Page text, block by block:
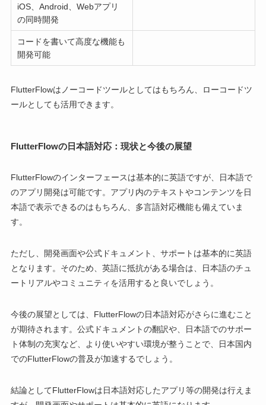
iOS、Android、Webアプリ
の同時開発
コードを書いて高度な機能も
開発可能
FlutterFlowはノーコードツールとしてはもちろん、ローコードツ
ールとしても活用できます。
FlutterFlowの日本語対応：現状と今後の展望
FlutterFlowのインターフェースは基本的に英語ですが、日本語で
のアプリ開発は可能です。アプリ内のテキストやコンテンツを日
本語で表示できるのはもちろん、多言語対応機能も備えていま
す。
ただし、開発画面や公式ドキュメント、サポートは基本的に英語
となります。そのため、英語に抵抗がある場合は、日本語のチュ
ートリアルやコミュニティを活用すると良いでしょう。
今後の展望としては、FlutterFlowの日本語対応がさらに進むこと
が期待されます。公式ドキュメントの翻訳や、日本語でのサポー
ト体制の充実など、より使いやすい環境が整うことで、日本国内
でのFlutterFlowの普及が加速するでしょう。
結論としてFlutterFlowは日本語対応したアプリ等の開発は行えま